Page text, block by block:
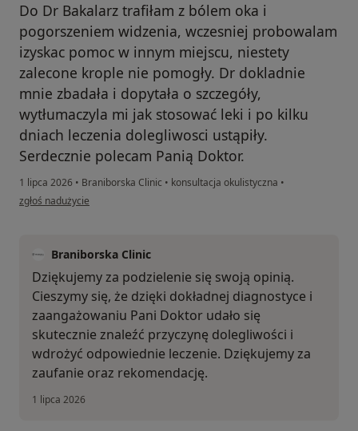
Do Dr Bakalarz trafiłam z bólem oka i
pogorszeniem widzenia, wczesniej probowalam
izyskac pomoc w innym miejscu, niestety
zalecone krople nie pomogły. Dr dokladnie
mnie zbadała i dopytała o szczegóły,
wytłumaczyla mi jak stosować leki i po kilku
dniach leczenia dolegliwosci ustąpiły.
Serdecznie polecam Panią Doktor.
1 lipca 2026 • Braniborska Clinic • konsultacja okulistyczna •
w opinii użytkownika Katarzyna
zgłoś nadużycie
Braniborska Clinic
Dziękujemy za podzielenie się swoją opinią.
Cieszymy się, że dzięki dokładnej diagnostyce i
zaangażowaniu Pani Doktor udało się
skutecznie znaleźć przyczynę dolegliwości i
wdrożyć odpowiednie leczenie. Dziękujemy za
zaufanie oraz rekomendację.
1 lipca 2026